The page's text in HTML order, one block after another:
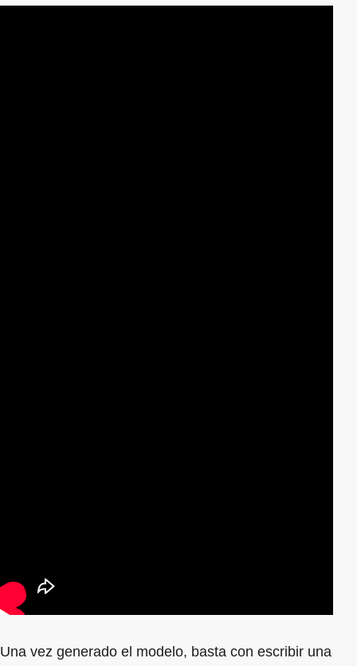
Una vez generado el modelo, basta con escribir una